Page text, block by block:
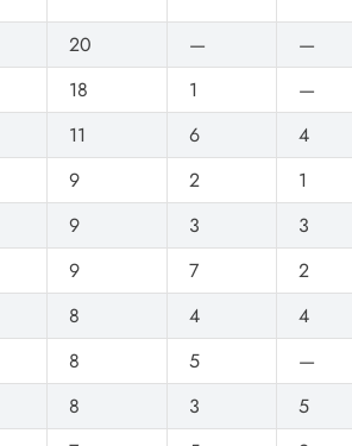
20 — —
18 1 —
11 6 4
9 2 1
9 3 3
9 7 2
8 4 4
8 5 —
8 3 5